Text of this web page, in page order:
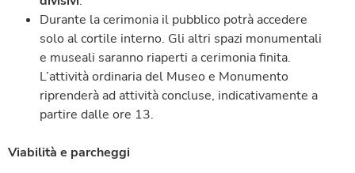
Durante la cerimonia il pubblico potrà accedere
solo al cortile interno. Gli altri spazi monumentali
e museali saranno riaperti a cerimonia finita.
L’attività ordinaria del Museo e Monumento
riprenderà ad attività concluse, indicativamente a
partire dalle ore 13.
Viabilità e parcheggi